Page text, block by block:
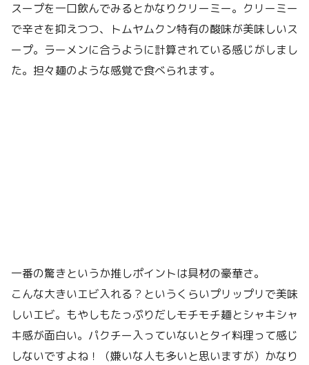
スープを一口飲んでみるとかなりクリーミー。クリーミー
で辛さを抑えつつ、トムヤムクン特有の酸味が美味しいス
ープ。ラーメンに合うように計算されている感じがしまし
た。担々麺のような感覚で食べられます。
一番の驚きというか推しポイントは具材の豪華さ。
こんな大きいエビ入れる？というくらいプリップリで美味
しいエビ。もやしもたっぷりだしモチモチ麺とシャキシャ
キ感が面白い。パクチー入っていないとタイ料理って感じ
しないですよね！（嫌いな人も多いと思いますが）かなり